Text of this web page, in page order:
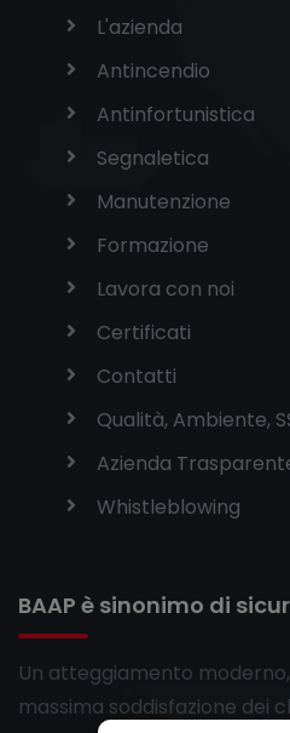
L'azienda
Antincendio
Antinfortunistica
Segnaletica
Manutenzione
Formazione
Lavora con noi
Certificati
Contatti
Qualità, Ambiente,
Azienda
Whistleblowing
BAAP è sinonimo di
Un atteggiamento
massima soddisfazione dei